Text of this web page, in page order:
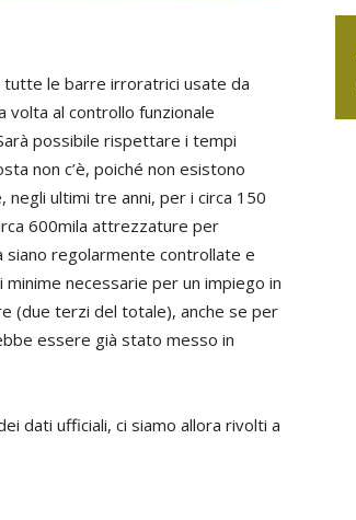
tutte le barre irroratrici usate da
al controllo funzionale
possibile rispettare i tempi
non c’è, poiché non esistono
ultimi tre anni, per i circa 150
600mila attrezzature per
regolarmente controllate e
necessarie per un impiego in
(due terzi del totale), anche se per
essere già stato messo in
dati ufficiali, ci siamo allora rivolti a